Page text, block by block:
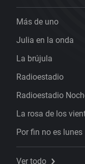
Más de uno
Julia en la onda
La brújula
Radioestadio
Radioestadio
La rosa de los
Por fin no es lunes
Ver todo